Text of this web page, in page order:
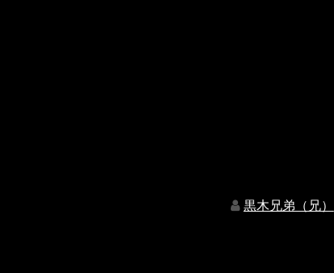
黒木兄弟（兄）